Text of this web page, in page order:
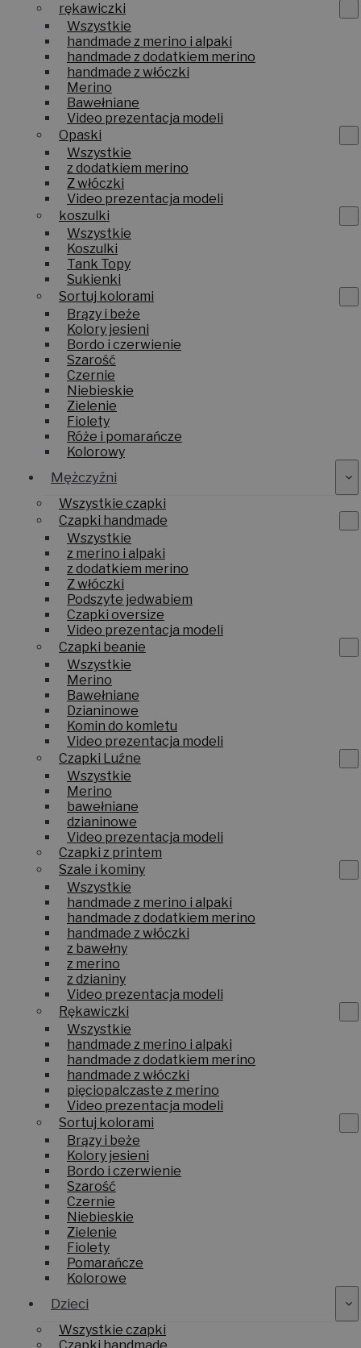
rękawiczki
Wszystkie
handmade z merino i alpaki
handmade z dodatkiem merino
handmade z włóczki
Merino
Bawełniane
Video prezentacja modeli
Opaski
Wszystkie
z dodatkiem merino
Z włóczki
Video prezentacja modeli
koszulki
Wszystkie
Koszulki
Tank Topy
Sukienki
Sortuj kolorami
Brązy i beże
Kolory jesieni
Bordo i czerwienie
Szarość
Czernie
Niebieskie
Zielenie
Fiolety
Róże i pomarańcze
Kolorowy
Mężczyźni
Wszystkie czapki
Czapki handmade
Wszystkie
z merino i alpaki
z dodatkiem merino
Z włóczki
Podszyte jedwabiem
Czapki oversize
Video prezentacja modeli
Czapki beanie
Wszystkie
Merino
Bawełniane
Dzianinowe
Komin do komletu
Video prezentacja modeli
Czapki Luźne
Wszystkie
Merino
bawełniane
dzianinowe
Video prezentacja modeli
Czapki z printem
Szale i kominy
Wszystkie
handmade z merino i alpaki
handmade z dodatkiem merino
handmade z włóczki
z bawełny
z merino
z dzianiny
Video prezentacja modeli
Rękawiczki
Wszystkie
handmade z merino i alpaki
handmade z dodatkiem merino
handmade z włóczki
pięciopalczaste z merino
Video prezentacja modeli
Sortuj kolorami
Brązy i beże
Kolory jesieni
Bordo i czerwienie
Szarość
Czernie
Niebieskie
Zielenie
Fiolety
Pomarańcze
Kolorowe
Dzieci
Wszystkie czapki